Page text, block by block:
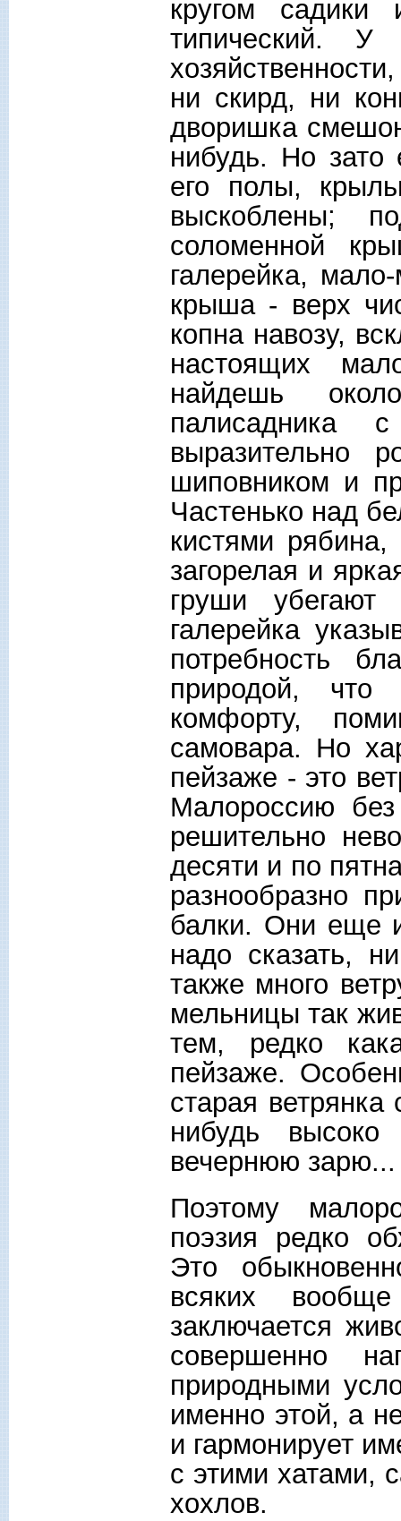
кругом садики
типический.
ни скирд, ни
дворишка
нибудь. Но зато
его полы,
выскоблены;
соломенной
галерейка,
крыша - верх
копна навозу,
настоящих
найдешь
палисадника
выразительно
шиповником и
Частенько над
кистями
загорелая и
груши
галерейка
потребность
природой,
комфорту,
самовара. Но
пейзаже - это
Малороссию
решительно
десяти и по
разнообразно
балки. Они еще
надо сказать,
также много
мельницы так
тем, редко
пейзаже.
старая
нибудь
вечернюю зарю...
Поэтому
поэзия редко
Это
всяких
заключается
совершенно
природными
именно этой, а
и гармонирует
с этими хатами,
хохлов.